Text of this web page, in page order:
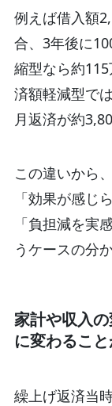
例えば借入額
合、3年後に
縮型なら約
済額軽減型で
月返済が約
この違いから
「効果が感じ
「負担減を実
うケースの分
家計や収入
に変わるこ
繰上げ返済当